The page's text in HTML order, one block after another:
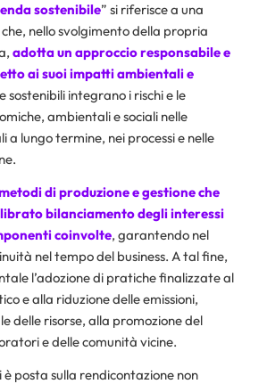
sostenibile” si riferisce a una
nello svolgimento della propria
adotta un approccio responsabile e
ai suoi impatti ambientali e
sostenibili integrano i rischi e le
ambientali e sociali nelle
a lungo termine, nei processi e nelle
di produzione e gestione che
bilanciamento degli interessi
coinvolte, garantendo nel
nel tempo del business. A tal fine,
l’adozione di pratiche finalizzate al
e alla riduzione delle emissioni,
delle risorse, alla promozione del
e delle comunità vicine.
posta sulla rendicontazione non